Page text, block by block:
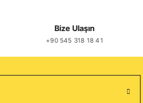
Bize Ulaşın
+90 545 318 18 41